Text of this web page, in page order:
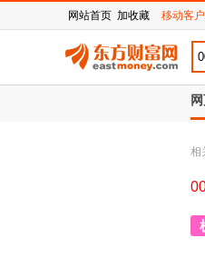
相
网站首页 加收藏 移动客